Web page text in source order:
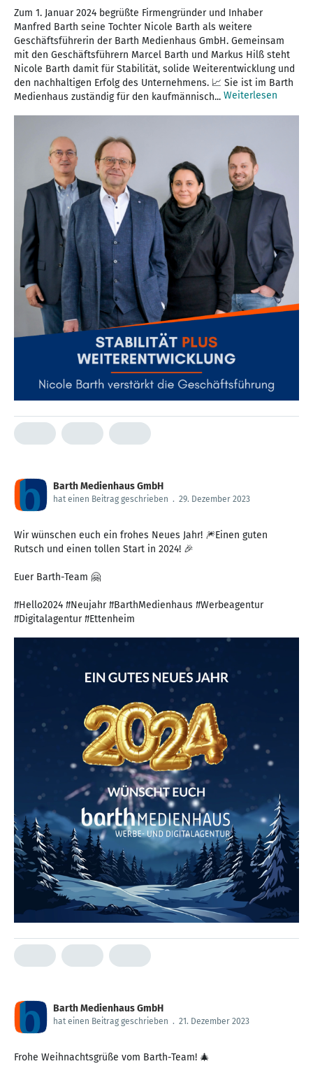
Zum 1. Januar 2024 begrüßte Firmengründer und Inhaber
Manfred Barth seine Tochter Nicole Barth als weitere
Geschäftsführerin der Barth Medienhaus GmbH. Gemeinsam
mit den Geschäftsführern Marcel Barth und Markus Hilß steht
Nicole Barth damit für Stabilität, solide Weiterentwicklung und
den nachhaltigen Erfolg des Unternehmens. 📈 Sie ist im Barth
Medienhaus zuständig für den kaufmännisch... Weiterlesen
Barth Medienhaus GmbH
hat einen Beitrag geschrieben . 29. Dezember 2023
Wir wünschen euch ein frohes Neues Jahr! 🎆Einen guten
Rutsch und einen tollen Start in 2024! 🎉
Euer Barth-Team 🤗
#Hello2024 #Neujahr #BarthMedienhaus #Werbeagentur
#Digitalagentur #Ettenheim
Barth Medienhaus GmbH
hat einen Beitrag geschrieben . 21. Dezember 2023
Frohe Weihnachtsgrüße vom Barth-Team! 🎄